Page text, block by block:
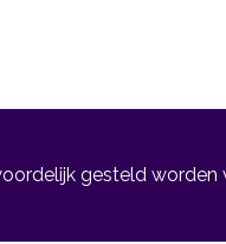
gesteld worden